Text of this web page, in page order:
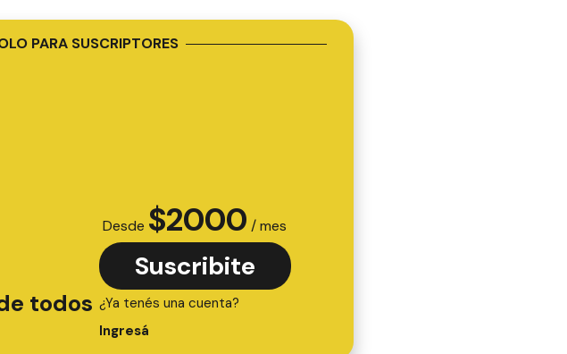
PARA SUSCRIPTORES
todos
Desde $2000 / mes
Suscribite
¿Ya tenés una cuenta?
Ingresá